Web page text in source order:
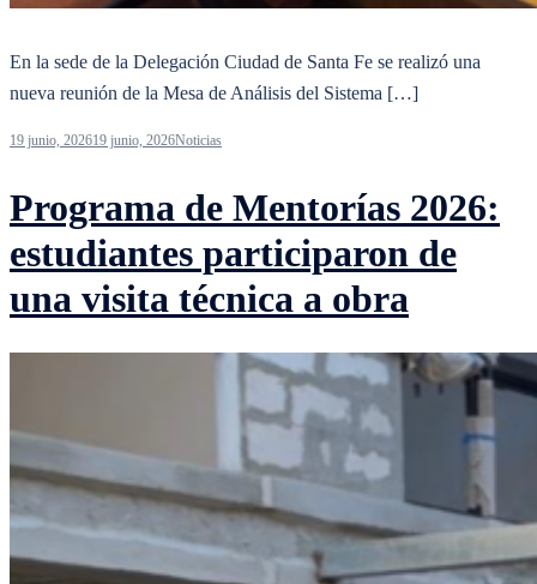
En la sede de la Delegación Ciudad de Santa Fe se realizó una
nueva reunión de la Mesa de Análisis del Sistema […]
19 junio, 202619 junio, 2026Noticias
Programa de Mentorías 2026:
estudiantes participaron de
una visita técnica a obra